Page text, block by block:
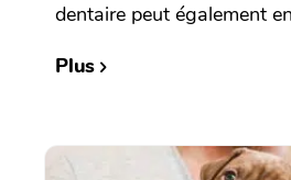
dentaire peut également
Plus